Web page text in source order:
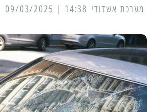
מערכת אשדודי 14:38 | 09/03/2025